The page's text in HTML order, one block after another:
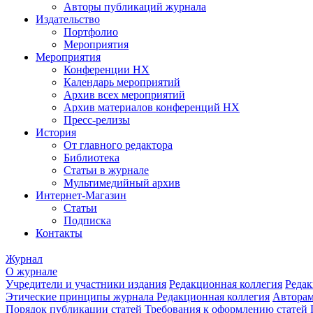
Авторы публикаций журнала
Издательство
Портфолио
Мероприятия
Мероприятия
Конференции НХ
Календарь мероприятий
Архив всех мероприятий
Архив материалов конференций НХ
Пресс-релизы
История
От главного редактора
Библиотека
Статьи в журнале
Мультимедийный архив
Интернет-Магазин
Статьи
Подписка
Контакты
Журнал
О журнале
Учредители и участники издания Редакционная коллегия
Этические принципы журнала Редакционная коллегия
Порядок публикации статей Требования к оформлению статей